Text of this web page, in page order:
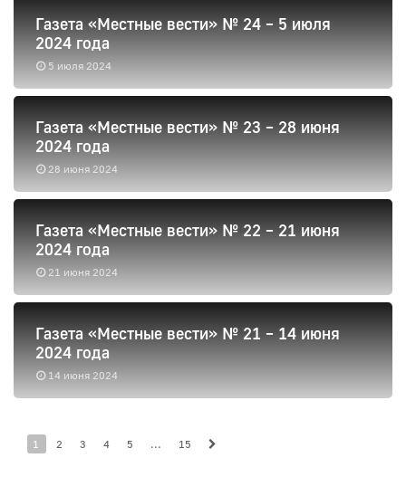
5 июля 2024
Газета «Местные вести» № 24 – 5 июля
2024 года
28 июня 2024
Газета «Местные вести» № 23 – 28 июня
2024 года
21 июня 2024
Газета «Местные вести» № 22 – 21 июня
2024 года
14 июня 2024
Газета «Местные вести» № 21 – 14 июня
2024 года
1 2 3 4 5 ... 15